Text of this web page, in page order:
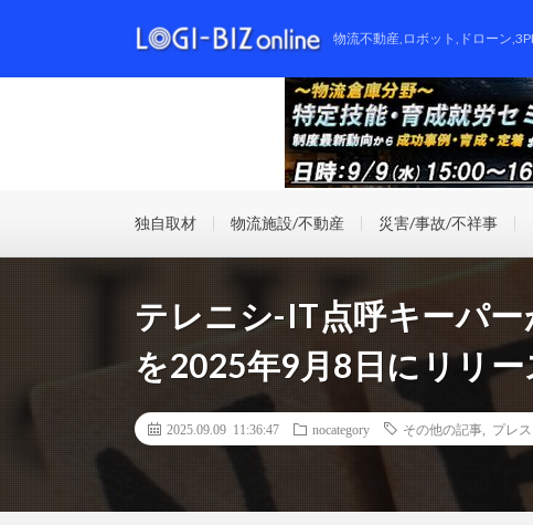
物流不動産,ロボット,ドローン
独自取材 物流施設/不動産 災害/事故/不祥事
テレニシ-IT点呼キーパ
を2025年9月8日にリリー
2025.09.09 11:36:47 nocategory その他の記事 プレ